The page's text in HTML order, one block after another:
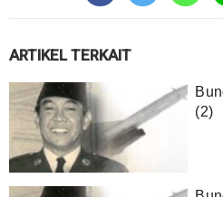
ARTIKEL TERKAIT
(2)